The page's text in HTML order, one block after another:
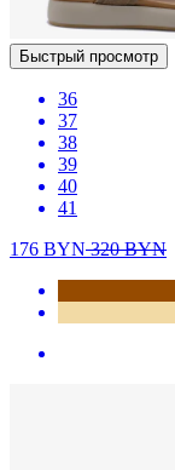
Быстрый просмотр
36
37
38
39
40
41
176 BYN320BYN